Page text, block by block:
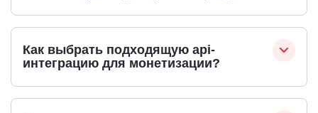
Как выбрать подходящую api-
интеграцию для монетизации?